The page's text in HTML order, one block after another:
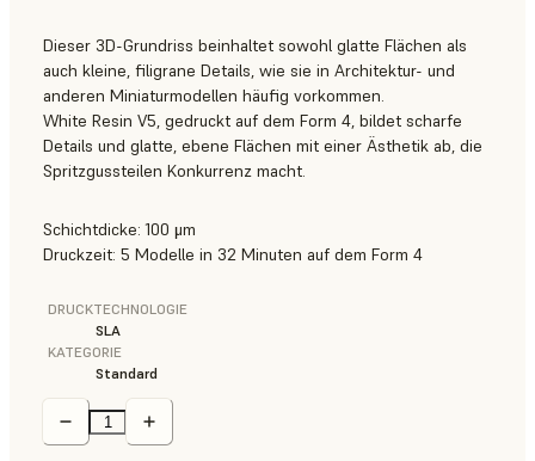
Dieser 3D-Grundriss beinhaltet sowohl glatte Flächen als
auch kleine, filigrane Details, wie sie in Architektur- und
anderen Miniaturmodellen häufig vorkommen.
White Resin V5, gedruckt auf dem Form 4, bildet scharfe
Details und glatte, ebene Flächen mit einer Ästhetik ab, die
Spritzgussteilen Konkurrenz macht.
Schichtdicke: 100 μm
Druckzeit: 5 Modelle in 32 Minuten auf dem Form 4
DRUCKTECHNOLOGIE
SLA
KATEGORIE
Standard